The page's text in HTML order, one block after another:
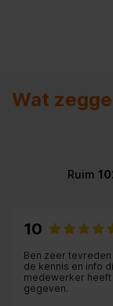
Wat
Ruim
10
Ben zeer
de kennis en info
medewerker heeft
gegeven.